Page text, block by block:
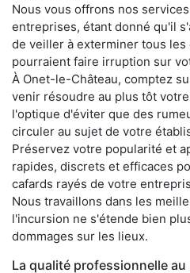
Nous vous offrons nos
entreprises, étant donné qu'il
de veiller à exterminer tous les
pourraient faire irruption sur
À Onet-le-Château, comptez
venir résoudre au plus tôt
l'optique d'éviter que des
circuler au sujet de votre
Préservez votre popularité et
rapides, discrets et efficaces
cafards rayés de votre
Nous travaillons dans les
l'incursion ne s'étende bien
dommages sur les lieux.
La qualité professionnelle au